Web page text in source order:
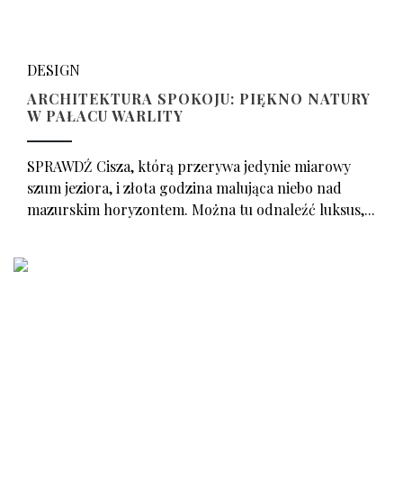
DESIGN
ARCHITEKTURA SPOKOJU: PIĘKNO NATURY
W PAŁACU WARLITY
SPRAWDŹ Cisza, którą przerywa jedynie miarowy
szum jeziora, i złota godzina malująca niebo nad
mazurskim horyzontem. Można tu odnaleźć luksus,...